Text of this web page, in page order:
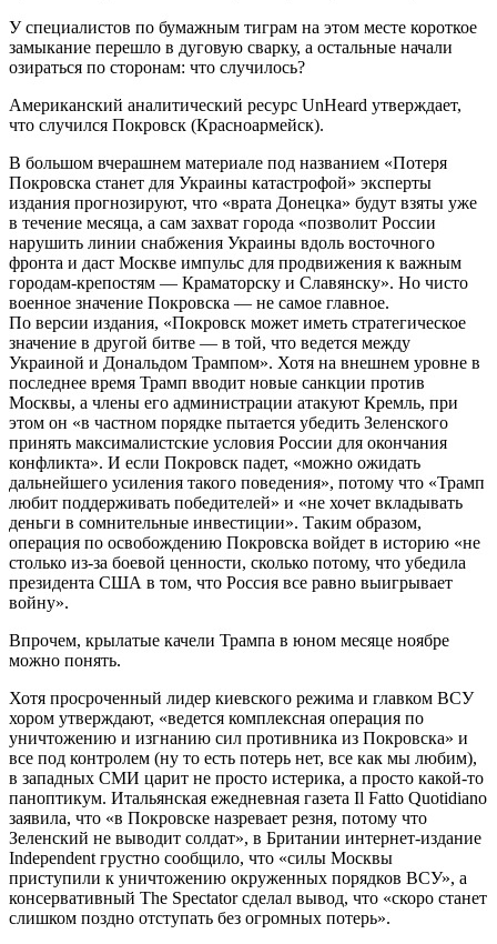
У специалистов по бумажным тиграм на этом месте короткое
замыкание перешло в дуговую сварку, а остальные начали
озираться по сторонам: что случилось?
Американский аналитический ресурс UnHeard утверждает,
что случился Покровск (Красноармейск).
В большом вчерашнем материале под названием «Потеря
Покровска станет для Украины катастрофой» эксперты
издания прогнозируют, что «врата Донецка» будут взяты уже
в течение месяца, а сам захват города «позволит России
нарушить линии снабжения Украины вдоль восточного
фронта и даст Москве импульс для продвижения к важным
городам-крепостям — Краматорску и Славянску». Но чисто
военное значение Покровска — не самое главное.
По версии издания, «Покровск может иметь стратегическое
значение в другой битве — в той, что ведется между
Украиной и Дональдом Трампом». Хотя на внешнем уровне в
последнее время Трамп вводит новые санкции против
Москвы, а члены его администрации атакуют Кремль, при
этом он «в частном порядке пытается убедить Зеленского
принять максималистские условия России для окончания
конфликта». И если Покровск падет, «можно ожидать
дальнейшего усиления такого поведения», потому что «Трамп
любит поддерживать победителей» и «не хочет вкладывать
деньги в сомнительные инвестиции». Таким образом,
операция по освобождению Покровска войдет в историю «не
столько из-за боевой ценности, сколько потому, что убедила
президента США в том, что Россия все равно выигрывает
войну».
Впрочем, крылатые качели Трампа в юном месяце ноябре
можно понять.
Хотя просроченный лидер киевского режима и главком ВСУ
хором утверждают, «ведется комплексная операция по
уничтожению и изгнанию сил противника из Покровска» и
все под контролем (ну то есть потерь нет, все как мы любим),
в западных СМИ царит не просто истерика, а просто какой-то
паноптикум. Итальянская ежедневная газета Il Fatto Quotidiano
заявила, что «в Покровске назревает резня, потому что
Зеленский не выводит солдат», в Британии интернет-издание
Independent грустно сообщило, что «силы Москвы
приступили к уничтожению окруженных порядков ВСУ», а
консервативный The Spectator сделал вывод, что «скоро станет
слишком поздно отступать без огромных потерь».